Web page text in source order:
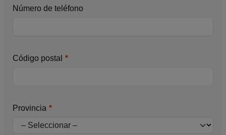
Número de teléfono
Código postal
Provincia